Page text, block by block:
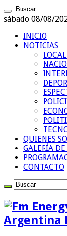
sábado 08/08/
INICIO
NOTICIAS
QUIENES
GALERÍA
CONTACTO
Argentina